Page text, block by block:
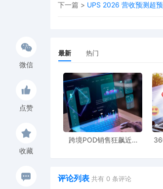
及优质的POD文案创作，在这片
微信
点赞
收藏
下一篇 > UPS 2026 营收预测超
最新 热门
跨境POD销售狂飙近5
评论列表 共有 0 条评论